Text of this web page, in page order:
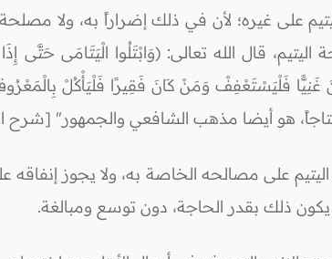
على غيره؛ لأن في ذلك إضراراً به، ولا
قال الله تعالى: (وَابْتَلُوا الْيَتَامَى حَتَّى
هو أيضا مذهب الشافعي والجمهور" [شرح
على مصالحه الخاصة به، ولا يجوز إنفاقه
يكون ذلك بقدر الحاجة، دون توسع ومبالغة.